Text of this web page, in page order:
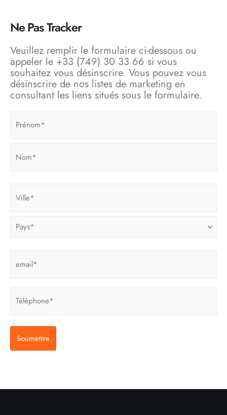
Ne Pas Tracker
Veuillez remplir le formulaire ci-dessous ou
appeler le +33 (749) 30 33 66 si vous
souhaitez vous désinscrire. Vous pouvez vous
désinscrire de nos listes de marketing en
consultant les liens situés sous le formulaire.
Complet
(Nécessaire)
(Nécessaire)
(Nécessaire)